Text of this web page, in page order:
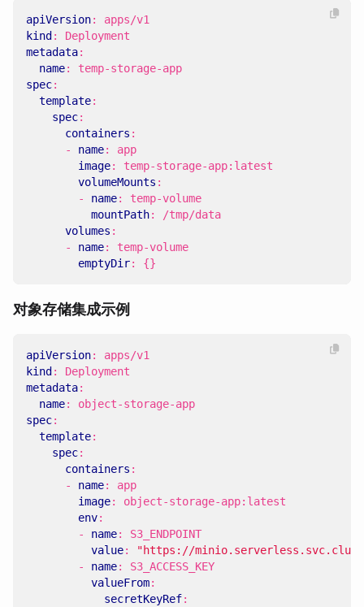
apiVersion:
apps/v1
kind :
Deployment
metadata:
name:
temp-storage-app
spec:
template:
spec:
containers :
- name:
app
image:
temp-storage-app:latest
volumeMounts :
- name:
temp-volume
mountPath:
/tmp/data
volumes :
- name:
temp-volume
emptyDir: {}
对象存储集成示例
apiVersion:
apps/v1
kind :
Deployment
metadata:
name:
object-storage-app
spec:
template:
spec:
containers :
- name:
app
image:
object-storage-app:latest
env:
- name:
S3_ENDPOINT
value:
"https://
- name:
S3_ACCESS_KEY
valueFrom:
secretKeyRef: